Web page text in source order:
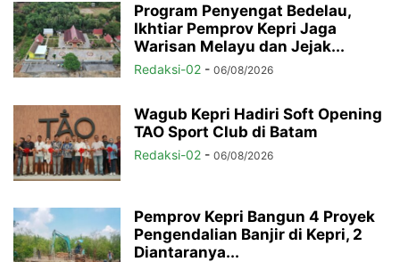
Program Penyengat Bedelau,
Ikhtiar Pemprov Kepri Jaga
Warisan Melayu dan Jejak...
Redaksi-02 - 06/08/2026
Wagub Kepri Hadiri Soft Opening
TAO Sport Club di Batam
Redaksi-02 - 06/08/2026
Pemprov Kepri Bangun 4 Proyek
Pengendalian Banjir di Kepri, 2
Diantaranya...